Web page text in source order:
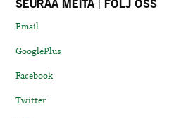
SEURAA MEITÄ | FÖLJ OSS
Email
GooglePlus
Facebook
Twitter